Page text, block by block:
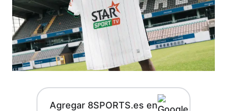
Agregar 8SPORTS.es en